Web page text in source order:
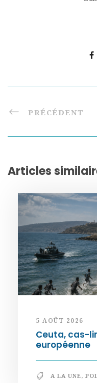
PRÉCÉDENT
Articles
5 AOÛT 2026
Ceuta, cas-
européenne
A LA UNE,